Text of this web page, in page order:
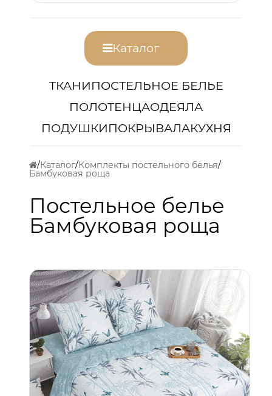
Каталог
ТКАНИПОСТЕЛЬНОЕ БЕЛЬЕ
ПОЛОТЕНЦАОДЕЯЛА
ПОДУШКИПОКРЫВАЛАКУХНЯ
Каталог Комплекты постельного белья
Бамбуковая роща
Постельное белье
Бамбуковая роща